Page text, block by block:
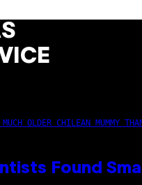
OLDER CHILEAN MUMMY
Found